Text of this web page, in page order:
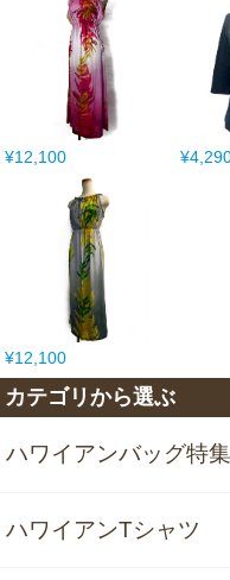
¥12,100
¥12,100
カテゴリから選ぶ
ハワイアンバッグ特集
ハワイアンTシャツ